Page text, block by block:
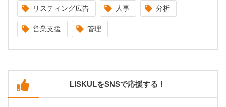
リスティング広告 人事 分析
営業支援 管理
LISKULをSNSで応援する！